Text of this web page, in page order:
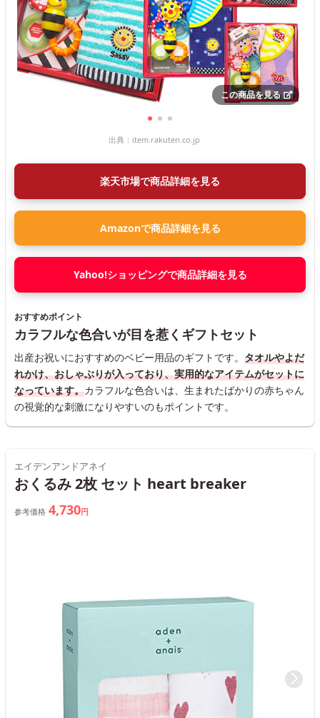
この商品を見る
出典： item.rakuten.co.jp
楽天市場で商品詳細を見る
Amazonで商品詳細を見る
Yahoo!ショッピングで商品詳細を見る
おすすめポイント
カラフルな色合いが目を惹くギフトセット
出産お祝いにおすすめのベビー用品のギフトです。 タオルやよだ
れかけ、おしゃぶりが入っており、実用的なアイテムがセットに
なっています。カラフルな色合いは、生まれたばかりの赤ちゃん
の視覚的な刺激になりやすいのもポイントです。
エイデンアンドアネイ
おくるみ 2枚 セット heart breaker
参考価格 4,730円